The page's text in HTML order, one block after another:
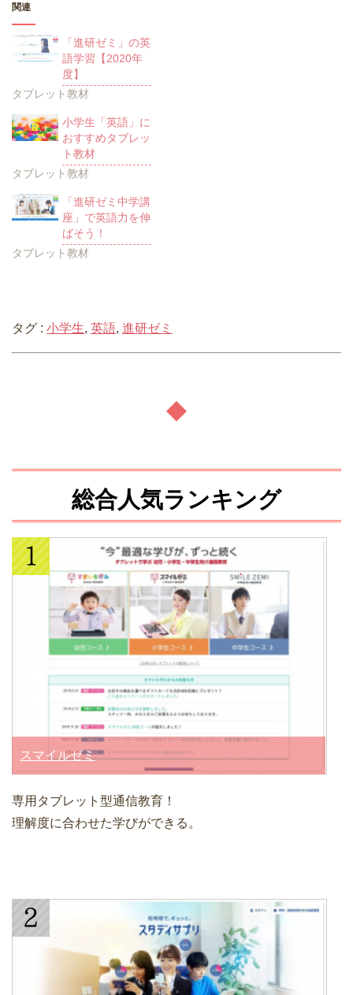
関連
「進研ゼミ」の英
語学習【2020年
度】
タブレット教材
小学生「英語」に
おすすめタブレッ
ト教材
タブレット教材
「進研ゼミ中学講
座」で英語力を伸
ばそう！
タブレット教材
タグ : 小学生, 英語, 進研ゼミ
総合人気ランキング
スマイルゼミ
専用タブレット型通信教育！
理解度に合わせた学びができる。